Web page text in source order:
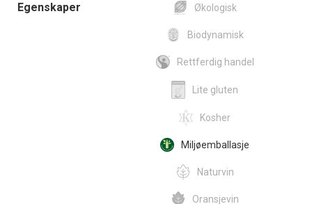
Egenskaper Økologisk
Biodynamisk
Rettferdig handel
Lite gluten
Kosher
Miljøemballasje
Naturvin
Oransjevin